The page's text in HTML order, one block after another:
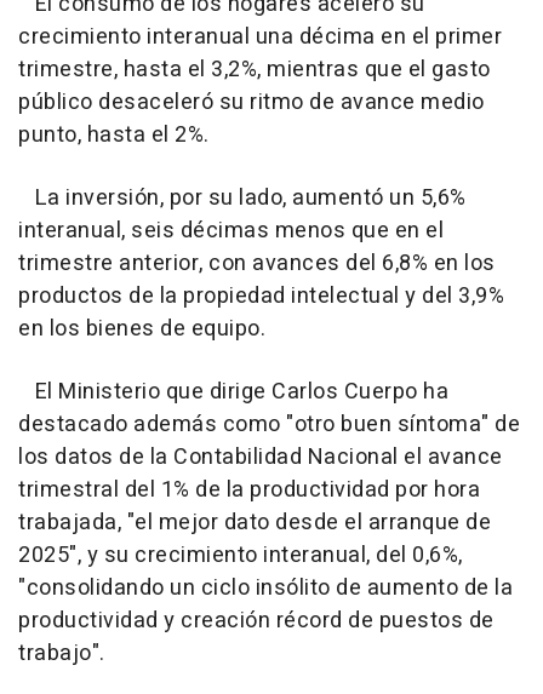
crecimiento interanual una décima en el primer
trimestre, hasta el 3,2%, mientras que el gasto
público desaceleró su ritmo de avance medio
punto, hasta el 2%.
La inversión, por su lado, aumentó un 5,6%
interanual, seis décimas menos que en el
trimestre anterior, con avances del 6,8% en los
productos de la propiedad intelectual y del 3,9%
en los bienes de equipo.
El Ministerio que dirige Carlos Cuerpo ha
destacado además como "otro buen síntoma" de
los datos de la Contabilidad Nacional el avance
trimestral del 1% de la productividad por hora
trabajada, "el mejor dato desde el arranque de
2025", y su crecimiento interanual, del 0,6%,
"consolidando un ciclo insólito de aumento de la
productividad y creación récord de puestos de
trabajo".